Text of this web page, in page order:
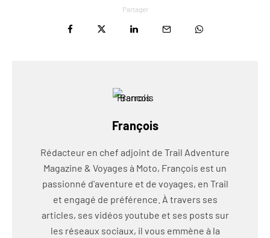
Partager
François
Rédacteur en chef adjoint de Trail Adventure
Magazine & Voyages à Moto, François est un
passionné d'aventure et de voyages, en Trail
et engagé de préférence. À travers ses
articles, ses vidéos youtube et ses posts sur
les réseaux sociaux, il vous emmène à la